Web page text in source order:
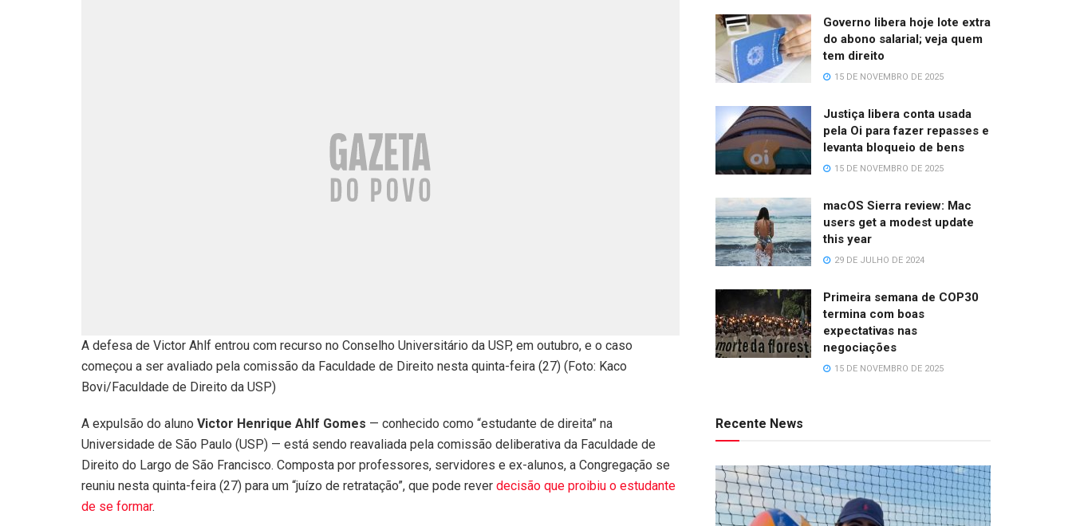
A defesa de Victor Ahlf entrou com recurso no Conselho Universitário da USP, em outubro, e o caso
começou a ser avaliado pela comissão da Faculdade de Direito nesta quinta-feira (27) (Foto: Kaco
Bovi/Faculdade de Direito da USP)
A expulsão do aluno Victor Henrique Ahlf Gomes — conhecido como “estudante de direita” na
Universidade de São Paulo (USP) — está sendo reavaliada pela comissão deliberativa da Faculdade de
Direito do Largo de São Francisco. Composta por professores, servidores e ex-alunos, a Congregação se
reuniu nesta quinta-feira (27) para um “juízo de retratação”, que pode rever decisão que proibiu o estudante
de se formar.
Governo libera hoje lote extra
do abono salarial; veja quem
tem direito
15 DE NOVEMBRO DE 2025
Justiça libera conta usada
pela Oi para fazer repasses e
levanta bloqueio de bens
15 DE NOVEMBRO DE 2025
macOS Sierra review: Mac
users get a modest update
this year
29 DE JULHO DE 2024
Primeira semana de COP30
termina com boas
expectativas nas
negociações
15 DE NOVEMBRO DE 2025
Recente News